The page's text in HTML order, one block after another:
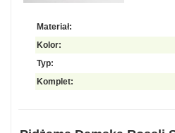
Materiał:
Kolor:
Typ:
Komplet: